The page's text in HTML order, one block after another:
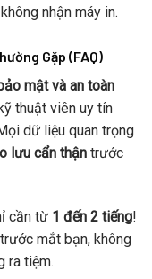
nhận máy in.
Gặp (FAQ)
mật và an toàn
thuật viên uy tín
dữ liệu quan trọng
lưu cẩn thậntrước
cần từ 1 đến 2 tiếng!
mắt bạn, không
ra tiệm.